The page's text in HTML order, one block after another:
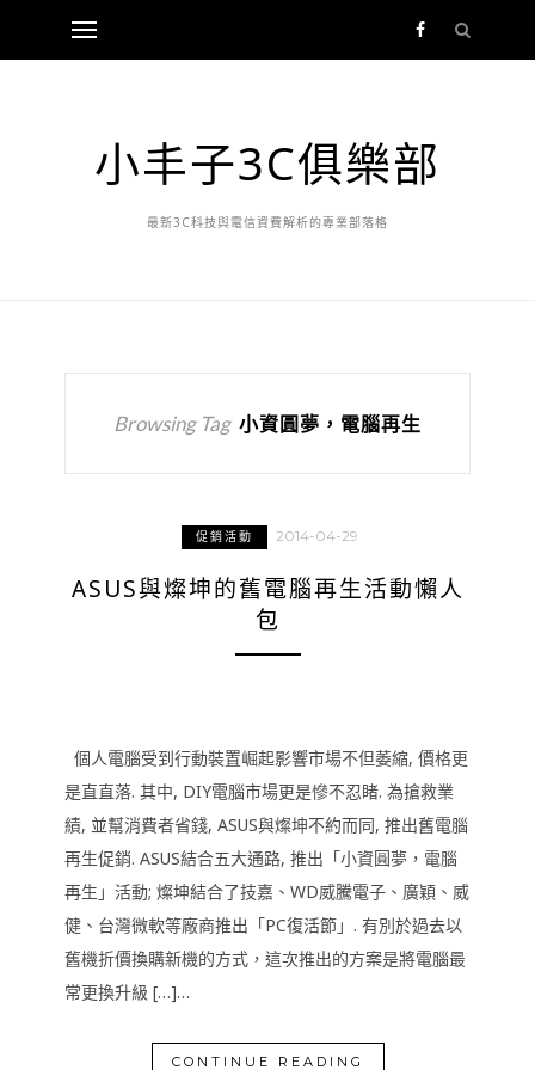
小丰子3C俱樂部
最新3C科技與電信資費解析的專業部落格
Browsing Tag 小資圓夢，電腦再生
促銷活動 2014-04-29
ASUS與燦坤的舊電腦再生活動懶人
包
個人電腦受到行動裝置崛起影響市場不但萎縮, 價格更
是直直落. 其中, DIY電腦市場更是慘不忍睹. 為搶救業
績, 並幫消費者省錢, ASUS與燦坤不約而同, 推出舊電腦
再生促銷. ASUS結合五大通路, 推出「小資圓夢，電腦
再生」活動; 燦坤結合了技嘉、WD威騰電子、廣穎、威
健、台灣微軟等廠商推出「PC復活節」. 有別於過去以
舊機折價換購新機的方式，這次推出的方案是將電腦最
常更換升級 […]…
CONTINUE READING